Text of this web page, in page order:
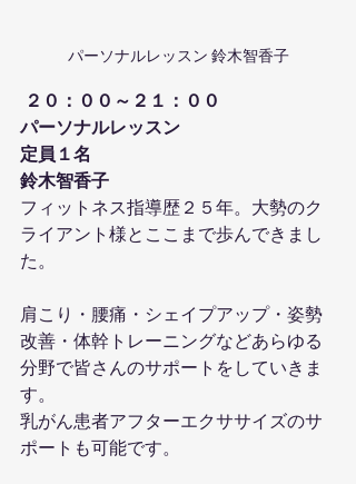
パーソナルレッスン 鈴木智香子
２０：００～２１：００
パーソナルレッスン
定員１名
鈴木智香子
フィットネス指導歴２５年。大勢のク
ライアント様とここまで歩んできまし
た。
肩こり・腰痛・シェイプアップ・姿勢
改善・体幹トレーニングなどあらゆる
分野で皆さんのサポートをしていきま
す。
乳がん患者アフターエクササイズのサ
ポートも可能です。